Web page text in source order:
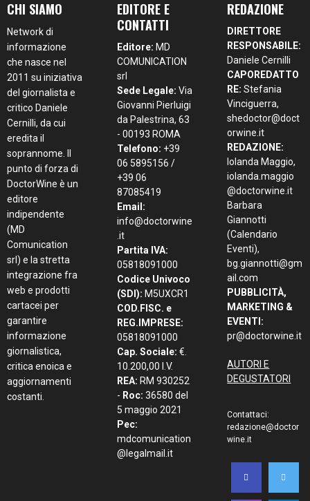
CHI SIAMO
Network di
informazione
che nasce nel
2011 su iniziativa
del giornalista e
critico Daniele
Cernilli, da cui
eredita il
soprannome. Il
punto di forza di
DoctorWine è un
editore
indipendente
(MD
Comunication
srl) e la stretta
integrazione fra
web e prodotti
cartacei per
garantire
informazione
giornalistica,
critica enoica e
aggiornamenti
costanti.
EDITORE E
CONTATTI
Editore: MD
COMUNICATION
srl
Sede Legale: Via
Giovanni Pierluigi
da Palestrina, 63
- 00193 ROMA
Telefono: +39
06 5895156 /
+39 06
87085419
Email:
info@doctorwine
.it
Partita IVA:
05818091000
Codice Univoco
(SDI): M5UXCR1
COD.FISC. e
REG.IMPRESE:
05818091000
Cap. Sociale: €.
10.200,00 I.V.
REA: RM 930252
- Roc: 36580 del
5 maggio 2021
Pec:
mdcomunication
@legalmail.it
REDAZIONE
DIRETTORE
RESPONSABILE:
Daniele Cernilli
CAPOREDATTO
RE: Stefania
Vinciguerra,
shedoctor@doct
orwine.it
REDAZIONE:
Iolanda Maggio,
iolanda.maggio
@doctorwine.it
Barbara
Giannotti
(Calendario
Eventi),
bg.giannotti@gm
ail.com
PUBBLICITÀ,
MARKETING &
EVENTI:
pr@doctorwine.it
AUTORI E
DEGUSTATORI
Contattaci:
redazione@doctor
wine.it